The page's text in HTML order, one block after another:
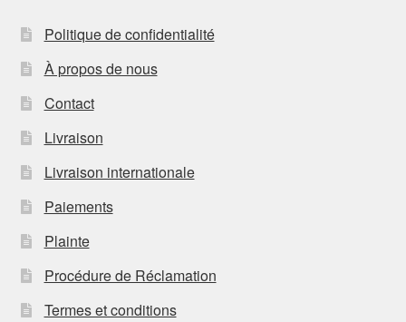
Politique de confidentialité
À propos de nous
Contact
Livraison
Livraison internationale
Paiements
Plainte
Procédure de Réclamation
Termes et conditions